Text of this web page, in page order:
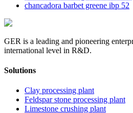
chancadora barbet greene ibp 52
GER is a leading and pioneering
international level in R&D.
Solutions
Clay processing plant
Feldspar stone processing plant
Limestone crushing plant